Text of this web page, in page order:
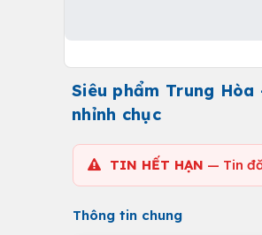
Siêu phẩm Trung
nhỉnh chục
TIN HẾT HẠN — Tin
Thông tin chung